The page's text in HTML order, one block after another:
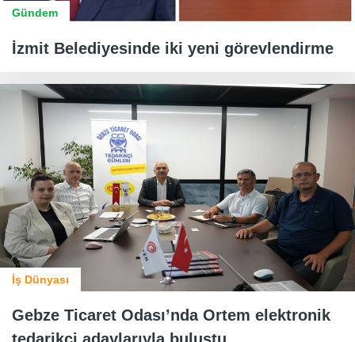
Gündem
İzmit Belediyesinde iki yeni görevlendirme
İş Dünyası
Gebze Ticaret Odası’nda Ortem elektronik